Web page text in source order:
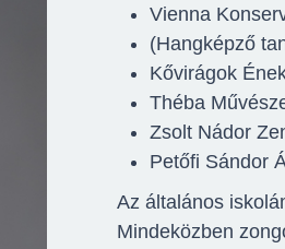
Vienna
(Hangképző
Kővirágok
Théba
Zsolt Nádor
Petőfi Sándor
Az általános
Mindeközben